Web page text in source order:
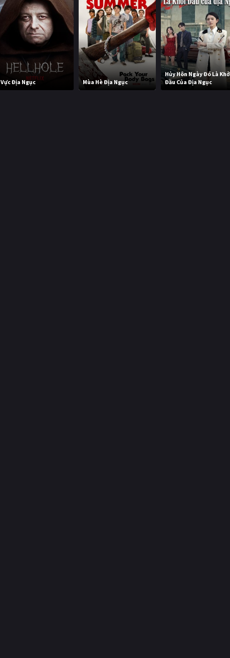
Vực Địa Ngục Mùa Hè Địa Ngục
Hủy Hôn Ngày Đó Là Khở
Đầu Của Địa Ngục